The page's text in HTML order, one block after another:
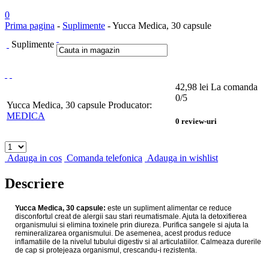
0
Prima pagina - Suplimente - Yucca Medica, 30 capsule
Suplimente
Yucca Medica, 30 capsule Producator:
MEDICA
42,98 lei La comanda
0/5
0 review-uri
Adauga in cos Comanda telefonica Adauga in wishlist
Descriere
Yucca Medica, 30 capsule: este un supliment alimentar ce reduce
disconfortul creat de alergii sau stari reumatismale. Ajuta la detoxifierea
organismului si elimina toxinele prin diureza. Purifica sangele si ajuta la
remineralizarea organismului. De asemenea, acest produs reduce
inflamatiile de la nivelul tubului digestiv si al articulatiilor. Calmeaza durerile
de cap si protejeaza organismul, crescandu-i rezistenta.